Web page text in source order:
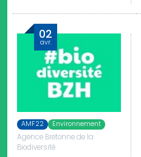
02
avr.
AMF22 Environnement
Agence Bretonne de la
Biodiversité